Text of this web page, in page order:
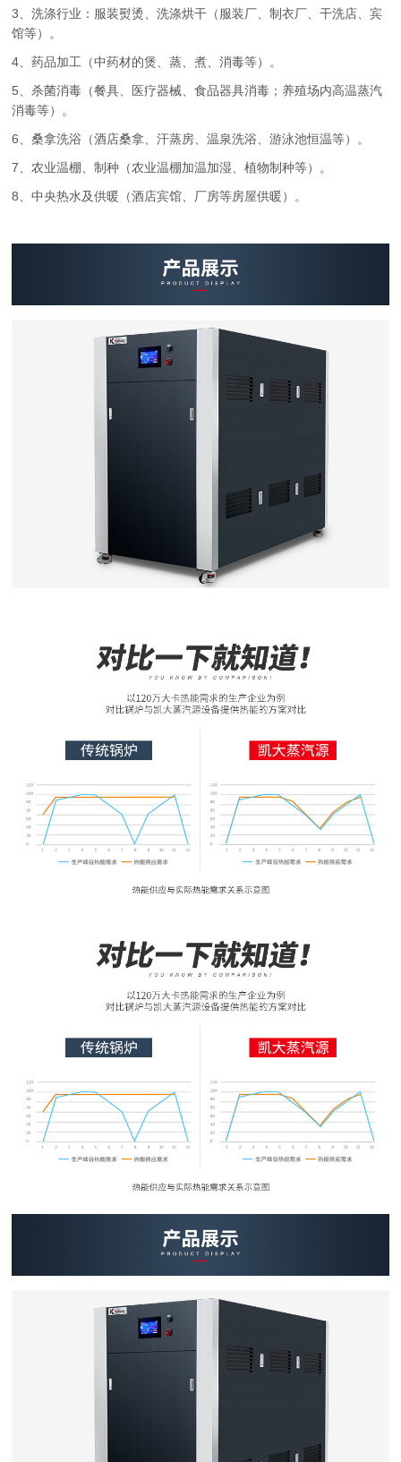
3、洗涤行业：服装熨烫、洗涤烘干（服装厂、制衣厂、干洗店、宾
馆等）。
4、药品加工（中药材的煲、蒸、煮、消毒等）。
5、杀菌消毒（餐具、医疗器械、食品器具消毒；养殖场内高温蒸汽
消毒等）。
6、桑拿洗浴（酒店桑拿、汗蒸房、温泉洗浴、游泳池恒温等）。
7、农业温棚、制种（农业温棚加温加湿、植物制种等）。
8、中央热水及供暖（酒店宾馆、厂房等房屋供暖）。